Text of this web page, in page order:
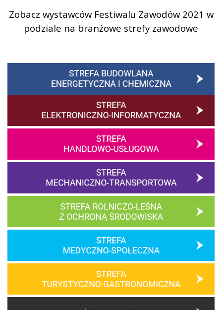
Zobacz wystawców Festiwalu Zawodów 2021 w
podziale na branżowe strefy zawodowe